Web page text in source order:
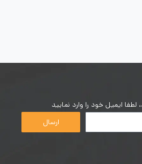
ایمیل خود را وارد نمایید
ارسال